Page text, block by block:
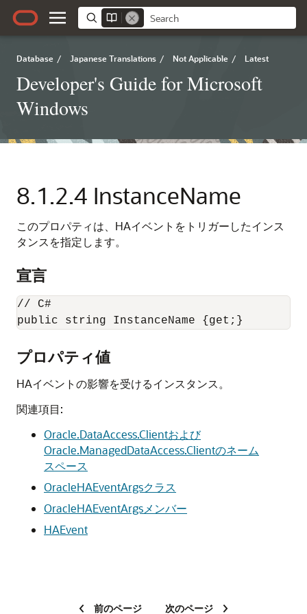
Database / Japanese Translations / Not Applicable / Latest
Developer's Guide for Microsoft
Windows
8.1.2.4 InstanceName
このプロパティは、HAイベントをトリガーしたインス
タンスを指定します。
宣言
// C#
プロパティ値
HAイベントの影響を受けるインスタンス。
関連項目:
Oracle.DataAccess.Clientおよび
Oracle.ManagedDataAccess.Clientのネーム
スペース
OracleHAEventArgsクラス
OracleHAEventArgsメンバー
HAEvent
前のページ 次のページ